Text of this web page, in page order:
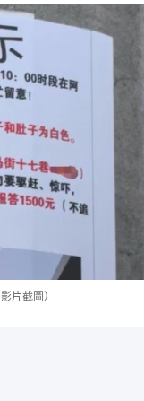
片截圖）